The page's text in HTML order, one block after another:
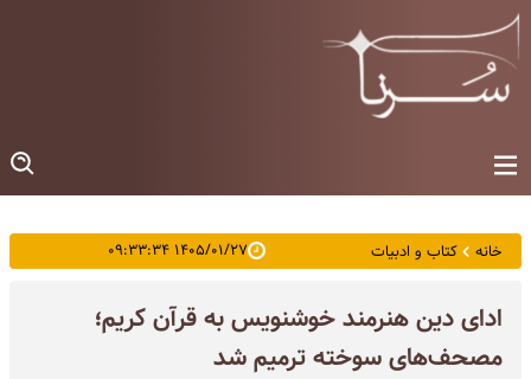
خانه کتاب و ادبیات ۱۴۰۵/۰۱/۲۷ ۰۹:۳۳:۳۴
ادای دین هنرمند خوشنویس به قرآن کریم؛
مصحف‌های سوخته ترمیم شد